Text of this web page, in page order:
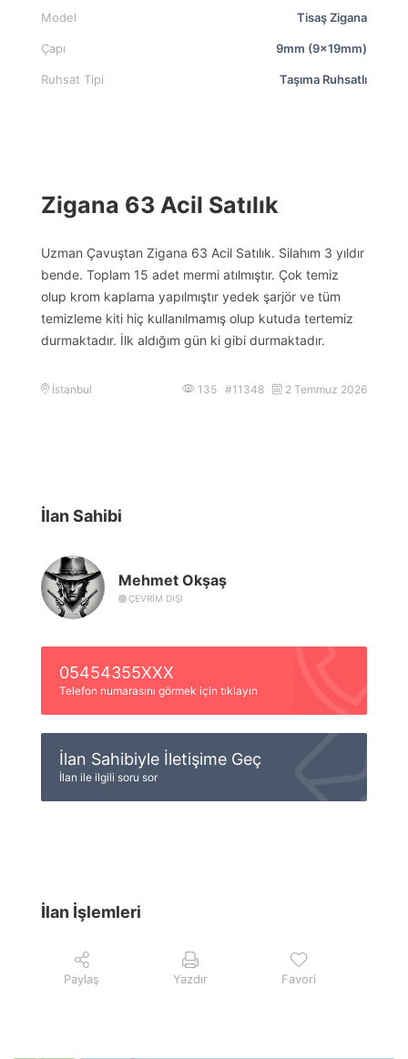
Model Tisaş Zigana
Çapı 9mm (9x19mm)
Ruhsat Tipi Taşıma Ruhsatlı
Zigana 63 Acil Satılık
Uzman Çavuştan Zigana 63 Acil Satılık. Silahım 3 yıldır
bende. Toplam 15 adet mermi atılmıştır. Çok temiz
olup krom kaplama yapılmıştır yedek şarjör ve tüm
temizleme kiti hiç kullanılmamış olup kutuda tertemiz
durmaktadır. İlk aldığım gün ki gibi durmaktadır.
İstanbul 135 #11348 2 Temmuz 2026
İlan Sahibi
Mehmet Okşaş
ÇEVRIM DIŞI
05454355XXX
Telefon numarasını görmek için tıklayın
İlan Sahibiyle İletişime Geç
İlan ile ilgili soru sor
İlan İşlemleri
Paylaş Yazdır Favori